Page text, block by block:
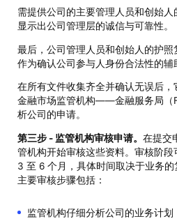
需提供公司的主要管理人员和创始
显示出公司管理层的诚信与可靠性。
最后，公司管理人员和创始人的护照
作为确认公司参与人身份合法性的辅
在所有文件收集齐全并确认无误后
金融市场监管机构——金融服务局（
析公司的申请。
第三步 - 监管机构审核申请。在提交
管机构开始审核这些资料。审核阶
3 至 6 个月，具体时间取决于业务的
主要审核步骤包括：
监管机构仔细分析公司的业务计